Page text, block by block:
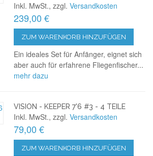
Inkl. MwSt., zzgl.Versandkosten
239,00 €
ZUM WARENKORB HINZUFÜGEN
Ein ideales Set für Anfänger, eignet sich
aber auch für erfahrene Fliegenfischer...
mehr dazu
VISION - KEEPER 7'6 #3 - 4 TEILE
Inkl. MwSt., zzgl.Versandkosten
79,00 €
ZUM WARENKORB HINZUFÜGEN